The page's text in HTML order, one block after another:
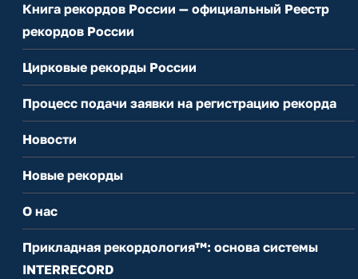
Книга рекордов России — официальный Реестр
рекордов России
Цирковые рекорды России
Процесс подачи заявки на регистрацию рекорда
Новости
Новые рекорды
О нас
Прикладная рекордология™: основа системы
INTERRECORD